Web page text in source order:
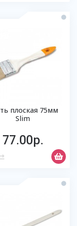
плоская 75мм
Slim
77.00р.